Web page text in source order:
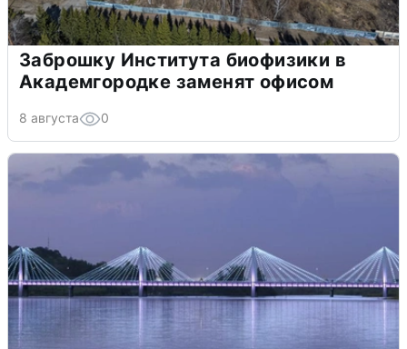
Заброшку Института биофизики в
Академгородке заменят офисом
8 августа 0